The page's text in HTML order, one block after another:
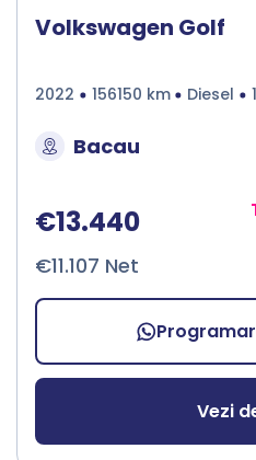
Volkswagen Golf
2022 156150 km Diesel
Bacau
€13.440
€11.107 Net
Vezi